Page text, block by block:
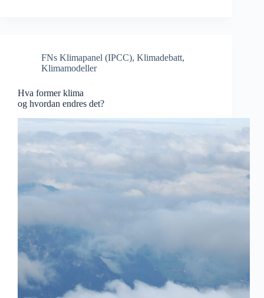
FNs Klimapanel (IPCC), Klimadebatt,
Klimamodeller
Hva former klima
og hvordan endres det?